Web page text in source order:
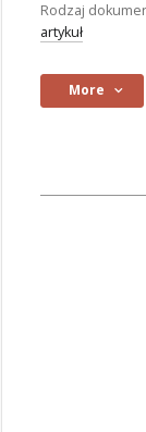
Rodzaj
artykuł
More